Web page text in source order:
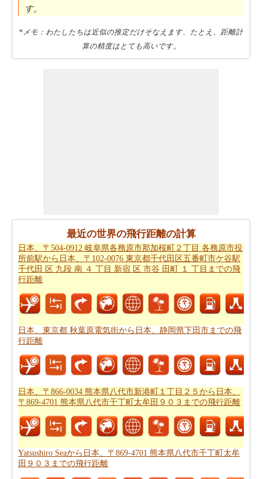
す。
*メモ：わたしたちは近似の推定だけそなえます、たとえ、距離計
算の精度はとても高いです。
最近の世界の飛行距離の計算
日本、〒504-0912 岐阜県各務原市那加桜町２丁目 各務原市役
所前駅から日本、〒102-0076 東京都千代田区五番町市ケ谷駅
千代田 区 九段 南 ４ 丁目 新宿 区 市谷 田町 １ 丁目までの飛
行距離
日本、東京都 秋葉原電気街から日本、静岡県下田市までの飛
行距離
日本、〒866-0034 熊本県八代市新港町１丁目２５から日本、
〒869-4701 熊本県八代市千丁町太牟田９０３までの飛行距離
Yatsushiro Seaから日本、〒869-4701 熊本県八代市千丁町太牟
田９０３までの飛行距離